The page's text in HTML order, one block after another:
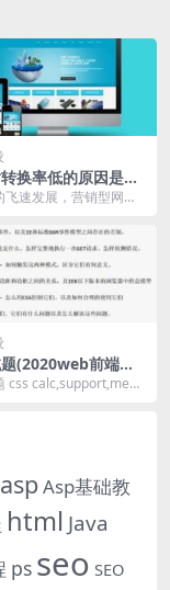
换率低的原因是什
飞速发展，营销型网站
可是在受到...
(2020web前端经
css calc,support,medi
asp Asp基础教
html Java
ps seo SEO